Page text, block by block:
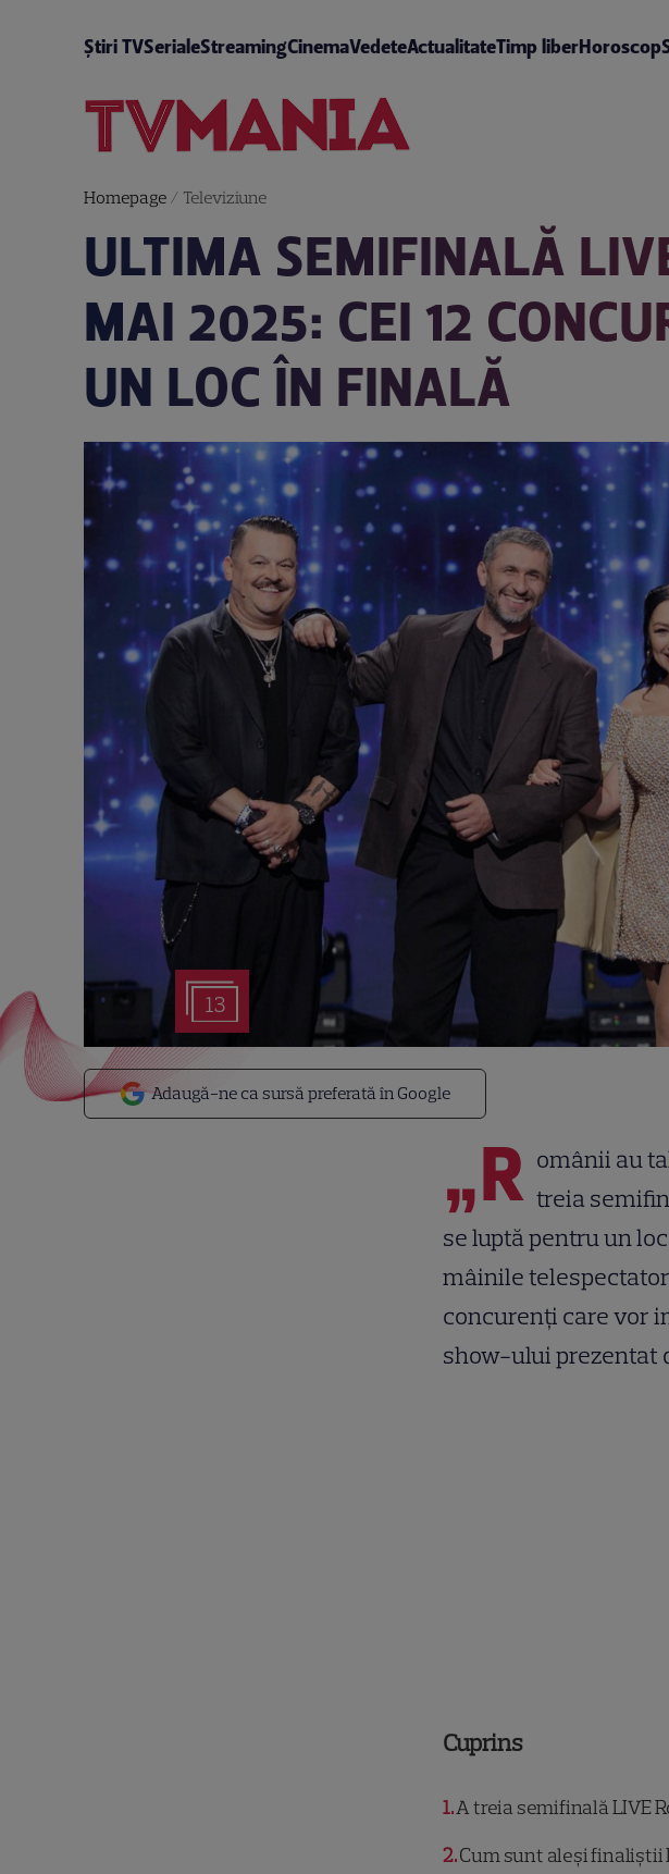
Știri TVSerialeStreamingCinemaVedeteActualitateTimp liberHoroscop
Homepage/ Televiziune
ULTIMA SEMIFINALĂ
MAI 2025: CEI 12
UN LOC ÎN FINALĂ
13
Adaugă-ne ca sursă preferată în Google
„R omânii au
treia
se luptă pentru un
mâinile
concurenți care vor
show-ului prezentat
Cuprins
1A treia semifinală LIVE
2Cum sunt aleși finaliștii